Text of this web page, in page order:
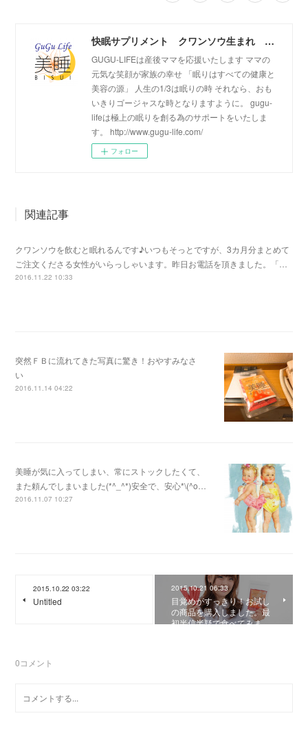
快眠サプリメント クワンソウ生まれ 美睡（びすい）のご紹介
GUGU-LIFEは産後ママを応援いたします ママの
元気な笑顔が家族の幸せ 「眠りはすべての健康と
美容の源」 人生の1/3は眠りの時 それなら、おも
いきりゴージャスな時となりますように。 gugu-
lifeは極上の眠りを創る為のサポートをいたしま
す。 http://www.gugu-life.com/
フォロー
関連記事
クワンソウを飲むと眠れるんです♪いつもそっとですが、3カ月分まとめて
ご注文くださる女性がいらっしゃいます。昨日お電話を頂きました。「…
2016.11.22 10:33
突然ＦＢに流れてきた写真に驚き！おやすみなさ
い
2016.11.14 04:22
美睡が気に入ってしまい、常にストックしたくて、
また頼んでしまいました(*^_^*)安全で、安心*\(^o…
2016.11.07 10:27
2015.10.22 03:22
Untitled
2015.10.21 06:33
目覚めがすっきり！お試し
の商品を購入しました。最
初半信半疑で食べてみま…
0コメント